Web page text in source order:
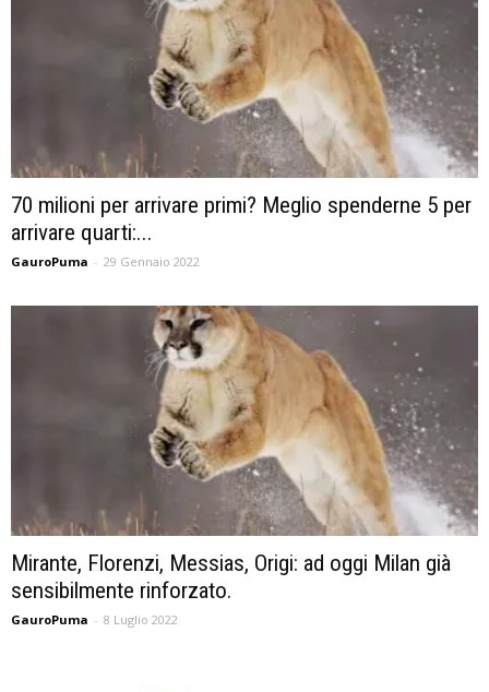
70 milioni per arrivare primi? Meglio spenderne 5 per
arrivare quarti:...
GauroPuma - 29 Gennaio 2022
Mirante, Florenzi, Messias, Origi: ad oggi Milan già
sensibilmente rinforzato.
GauroPuma - 8 Luglio 2022